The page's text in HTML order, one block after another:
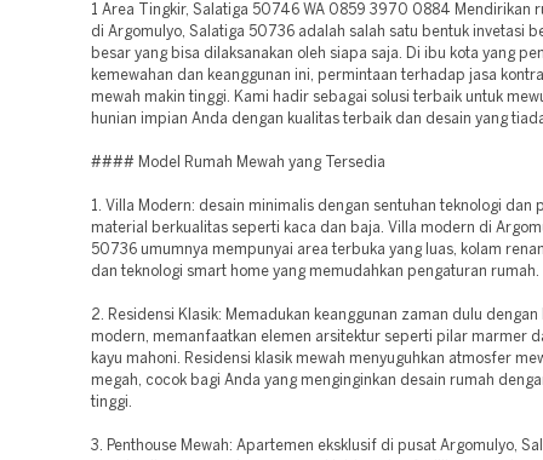
1 Area Tingkir, Salatiga 50746 WA 0859 3970 0884 Mendirikan
di Argomulyo, Salatiga 50736 adalah salah satu bentuk invetasi
besar yang bisa dilaksanakan oleh siapa saja. Di ibu kota yang
kemewahan dan keanggunan ini, permintaan terhadap jasa
mewah makin tinggi. Kami hadir sebagai solusi terbaik untuk
hunian impian Anda dengan kualitas terbaik dan desain yang
#### Model Rumah Mewah yang Tersedia
1. Villa Modern: desain minimalis dengan sentuhan teknologi dan
material berkualitas seperti kaca dan baja. Villa modern di
50736 umumnya mempunyai area terbuka yang luas, kolam
dan teknologi smart home yang memudahkan pengaturan rumah.
2. Residensi Klasik: Memadukan keanggunan zaman dulu dengan
modern, memanfaatkan elemen arsitektur seperti pilar marmer
kayu mahoni. Residensi klasik mewah menyuguhkan atmosfer
megah, cocok bagi Anda yang menginginkan desain rumah
tinggi.
3. Penthouse Mewah: Apartemen eksklusif di pusat Argomulyo,